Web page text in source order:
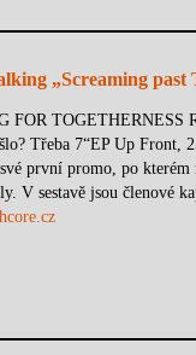
„Screaming
FOR TOGETHERNESS
Třeba 7“EP Up
první promo, po
V sestavě jsou členové